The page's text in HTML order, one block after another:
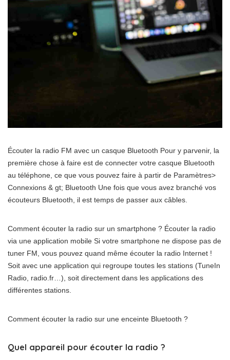
Écouter la radio FM avec un casque Bluetooth Pour y parvenir, la
première chose à faire est de connecter votre casque Bluetooth
au téléphone, ce que vous pouvez faire à partir de Paramètres>
Connexions & gt; Bluetooth Une fois que vous avez branché vos
écouteurs Bluetooth, il est temps de passer aux câbles.
Comment écouter la radio sur un smartphone ? Écouter la radio
via une application mobile Si votre smartphone ne dispose pas de
tuner FM, vous pouvez quand même écouter la radio Internet !
Soit avec une application qui regroupe toutes les stations (TuneIn
Radio, radio.fr…), soit directement dans les applications des
différentes stations.
Comment écouter la radio sur une enceinte Bluetooth ?
Quel appareil pour écouter la radio ?